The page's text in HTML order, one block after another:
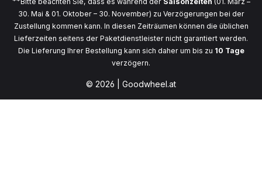
30. Mai & 01. Oktober – 30. November) zu Verzögerungen bei der
Zustellung kommen kann. In diesen Zeiträumen können die üblichen
Lieferzeiten seitens der Paketdienstleister nicht garantiert werden.
Die Lieferung Ihrer Bestellung kann sich daher um bis zu 10 Tage
verzögern.
© 2026 | Goodwheel.at